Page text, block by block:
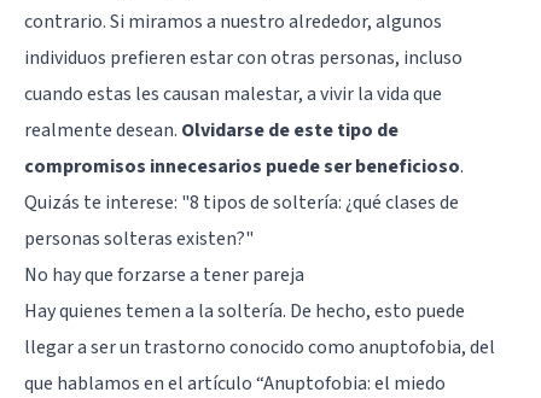
contrario. Si miramos a nuestro alrededor, algunos
individuos prefieren estar con otras personas, incluso
cuando estas les causan malestar, a vivir la vida que
realmente desean. Olvidarse de este tipo de
compromisos innecesarios puede ser beneficioso.
Quizás te interese: "8 tipos de soltería: ¿qué clases de
personas solteras existen?"
No hay que forzarse a tener pareja
Hay quienes temen a la soltería. De hecho, esto puede
llegar a ser un trastorno conocido como anuptofobia, del
que hablamos en el artículo “Anuptofobia: el miedo